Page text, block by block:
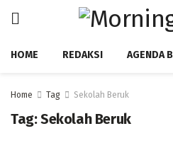
HOME REDAKSI AGENDA
Home Tag Sekolah Beruk
Tag:Sekolah Beruk